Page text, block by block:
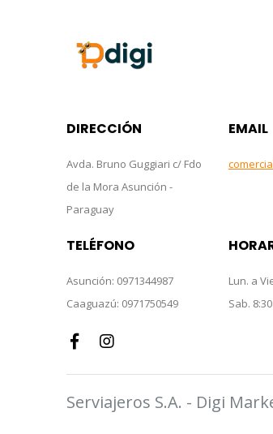
DIRECCIÓN
Avda. Bruno Guggiari c/ Fdo
de la Mora Asunción -
Paraguay
EMAIL
TELÉFONO
Asunción: 0971344987
Caaguazú: 0971750549
Lun. a
Sab.
Serviajeros S.A. - Digi